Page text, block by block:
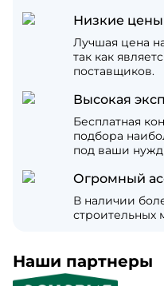
Низкие цены
Лучшая цена
так как
поставщиков.
Высокая
Бесплатная
подбора
под ваши
Огромный
В наличии
строительных
Наши партнеры